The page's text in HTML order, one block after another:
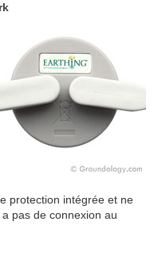
protection intégrée et ne
pas de connexion au